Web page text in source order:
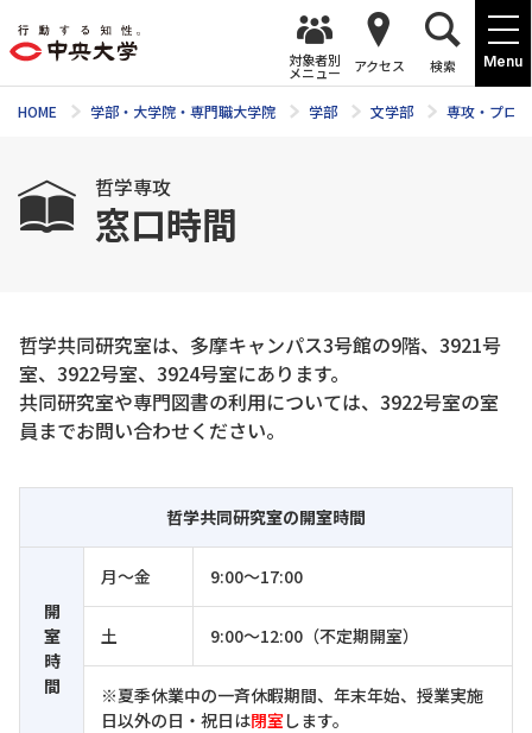
Menu
対象者別
メニュー アクセス 検索
HOME 学部・大学院・専門職大学院 学部 文学部 専攻・プロ
哲学専攻
窓口時間
哲学共同研究室は、多摩キャンパス3号館の9階、3921号
室、3922号室、3924号室にあります。
共同研究室や専門図書の利用については、3922号室の室
員までお問い合わせください。
哲学共同研究室の開室時間
開
室
時
間
月～金 9:00～17:00
土 9:00～12:00（不定期開室）
※夏季休業中の一斉休暇期間、年末年始、授業実施
日以外の日・祝日は閉室します。